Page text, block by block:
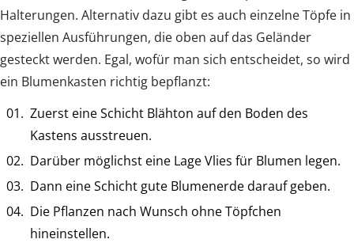
Halterungen. Alternativ dazu gibt es auch einzelne Töpfe in
speziellen Ausführungen, die oben auf das Geländer
gesteckt werden. Egal, wofür man sich entscheidet, so wird
ein Blumenkasten richtig bepflanzt:
Zuerst eine Schicht Blähton auf den Boden des
Kastens ausstreuen.
Darüber möglichst eine Lage Vlies für Blumen legen.
Dann eine Schicht gute Blumenerde darauf geben.
Die Pflanzen nach Wunsch ohne Töpfchen
hineinstellen.